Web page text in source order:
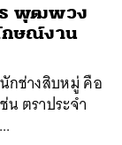
ธ พุฒพวง
ษณ์งาน
กช่างสิบหมู่ คือ
ตราประจำ